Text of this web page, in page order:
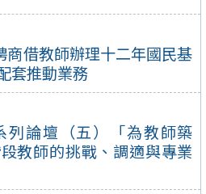
商借教師辦理十二年國民基
套推動業務
列論壇（五）「為教師築
教師的挑戰、調適與專業